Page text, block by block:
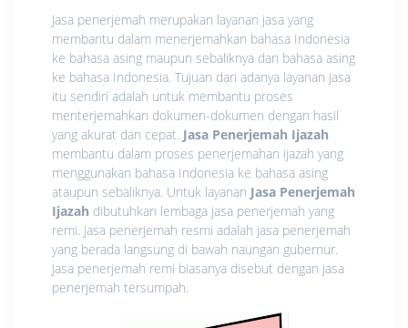
Jasa penerjemah merupakan layanan jasa yang
membantu dalam menerjemahkan bahasa Indonesia
ke bahasa asing maupun sebaliknya dari bahasa asing
ke bahasa Indonesia. Tujuan dari adanya layanan jasa
itu sendiri adalah untuk membantu proses
menterjemahkan dokumen-dokumen dengan hasil
yang akurat dan cepat. Jasa Penerjemah Ijazah
membantu dalam proses penerjemahan ijazah yang
menggunakan bahasa Indonesia ke bahasa asing
ataupun sebaliknya. Untuk layanan Jasa Penerjemah
Ijazah dibutuhkan lembaga jasa penerjemah yang
remi. Jasa penerjemah resmi adalah jasa penerjemah
yang berada langsung di bawah naungan gubernur.
Jasa penerjemah remi biasanya disebut dengan jasa
penerjemah tersumpah.